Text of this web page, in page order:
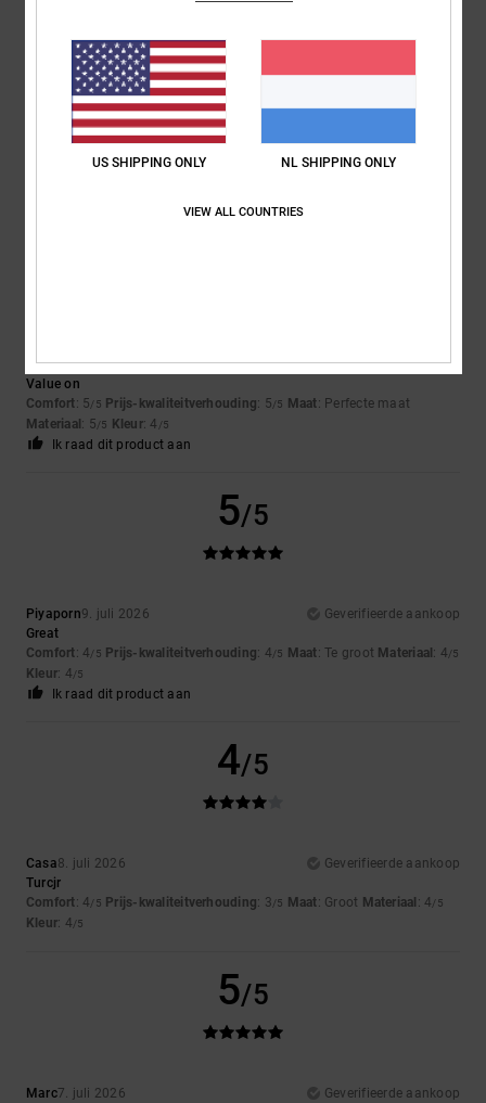
5
Roxana9. juli 2026
Very good price
Prijs-kwaliteitverhouding Maat: Perfecte maat
Jorris9. juli 2026
Geverifieerde aankoop
Value on
Comfort: 5/5 Prijs-kwaliteitverhouding: 5/5 Maat: Perfecte maat
Materiaal: 5/5 Kleur: 4 /5
Ik raad dit product aan
5/5
Piyaporn9. juli 2026
Geverifieerde aankoop
Great
Comfort: 4/5 Prijs-kwaliteitverhouding: 4/5 Maat: Te groot Materiaal: 4/5
Kleur: 4/5
Ik raad dit product aan
4/5
Casa8. juli 2026
Geverifieerde aankoop
Turcjr
Comfort: 4/5 Prijs-kwaliteitverhouding: 3/5 Maat: Groot Materiaal : 4/5
Kleur: 4/5
5/5
Marc7. juli 2026
Geverifieerde aankoop
US SHIPPING ONLY NL SHIPPING ONLY
VIEW ALL COUNTRIES